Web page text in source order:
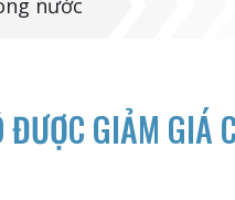
nước
ĐƯỢC GIẢM GIÁ